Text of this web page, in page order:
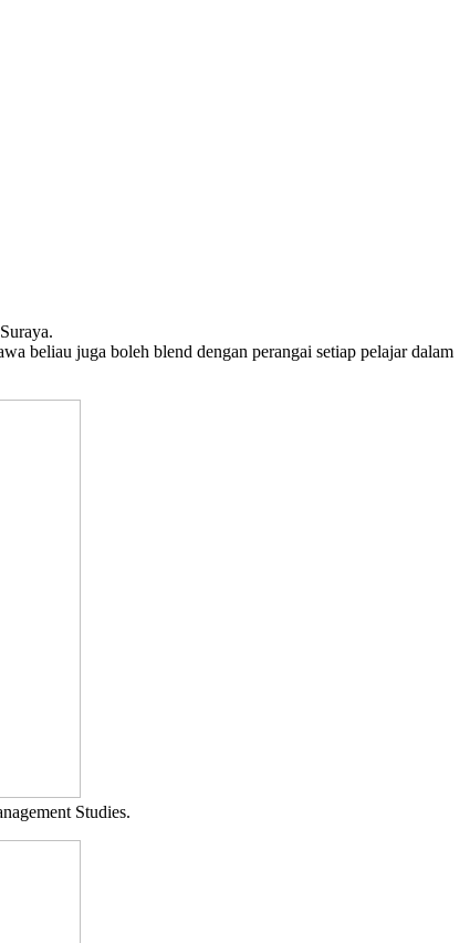
beliau juga boleh blend dengan perangai setiap pelajar dalam
Studies.